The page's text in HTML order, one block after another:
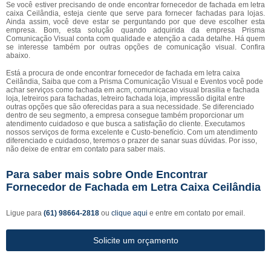
Se você estiver precisando de onde encontrar fornecedor de fachada em letra
caixa Ceilândia, esteja ciente que serve para fornecer fachadas para lojas.
Ainda assim, você deve estar se perguntando por que deve escolher esta
empresa. Bom, esta solução quando adquirida da empresa Prisma
Comunicação Visual conta com qualidade e atenção a cada detalhe. Há quem
se interesse também por outras opções de comunicação visual. Confira
abaixo.
Está a procura de onde encontrar fornecedor de fachada em letra caixa
Ceilândia, Saiba que com a Prisma Comunicação Visual e Eventos você pode
achar serviços como fachada em acm, comunicacao visual brasilia e fachada
loja, letreiros para fachadas, letreiro fachada loja, impressão digital entre
outras opções que são oferecidas para a sua necessidade. Se diferenciado
dentro de seu segmento, a empresa consegue também proporcionar um
atendimento cuidadoso e que busca a satisfação do cliente. Executamos
nossos serviços de forma excelente e Custo-benefício. Com um atendimento
diferenciado e cuidadoso, teremos o prazer de sanar suas dúvidas. Por isso,
não deixe de entrar em contato para saber mais.
Para saber mais sobre Onde Encontrar
Fornecedor de Fachada em Letra Caixa Ceilândia
Ligue para (61) 98664-2818 ou clique aqui e entre em contato por email.
Solicite um orçamento